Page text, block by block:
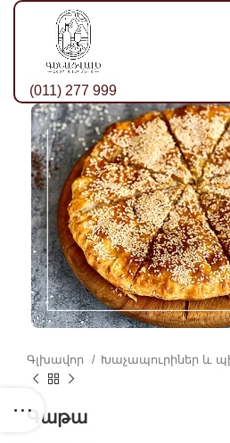
(011) 277 999
Գլխավոր Խաչապուրիներ և
Գաթա